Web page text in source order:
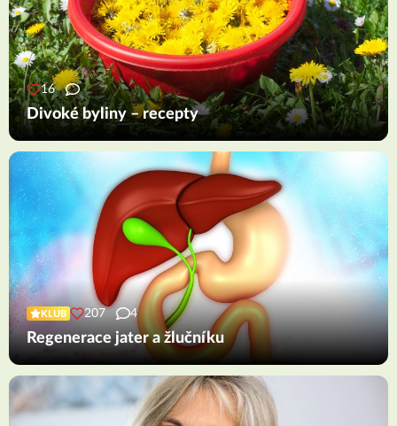
16
Divoké byliny – recepty
KLUB 207 4
Regenerace jater a žlučníku